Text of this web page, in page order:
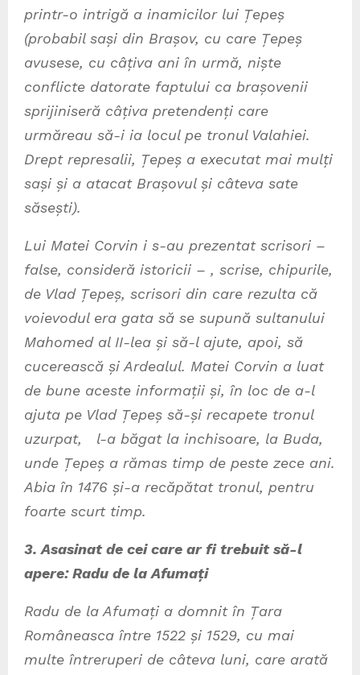
printr-o intrigă a inamicilor lui Țepeș
(probabil sași din Brașov, cu care Țepeș
avusese, cu câțiva ani în urmă, niște
conflicte datorate faptului ca brașovenii
sprijiniseră câțiva pretendenți care
urmăreau să-i ia locul pe tronul Valahiei.
Drept represalii, Țepeș a executat mai mulți
sași și a atacat Brașovul și câteva sate
săsești).
Lui Matei Corvin i s-au prezentat scrisori –
false, consideră istoricii – , scrise, chipurile,
de Vlad Țepeș, scrisori din care rezulta că
voievodul era gata să se supună sultanului
Mahomed al II-lea și să-l ajute, apoi, să
cucerească și Ardealul. Matei Corvin a luat
de bune aceste informații și, în loc de a-l
ajuta pe Vlad Țepeș să-și recapete tronul
uzurpat, l-a băgat la inchisoare, la Buda,
unde Țepeș a rămas timp de peste zece ani.
Abia în 1476 și-a recăpătat tronul, pentru
foarte scurt timp.
3. Asasinat de cei care ar fi trebuit să-l
apere: Radu de la Afumați
Radu de la Afumați a domnit în Țara
Româneasca între 1522 și 1529, cu mai
multe întreruperi de câteva luni, care arată